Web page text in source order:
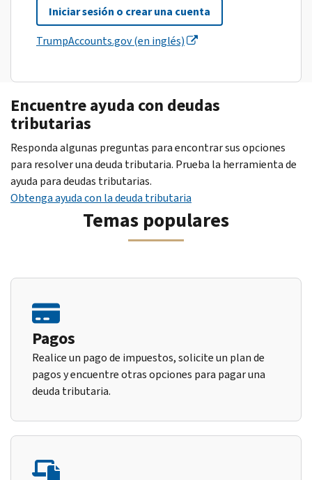
Iniciar sesión o crear una cuenta
TrumpAccounts.gov (en inglés)
Encuentre ayuda con deudas
tributarias
Responda algunas preguntas para encontrar sus opciones
para resolver una deuda tributaria. Prueba la herramienta de
ayuda para deudas tributarias.
Obtenga ayuda con la deuda tributaria
Temas populares
Pagos
Realice un pago de impuestos, solicite un plan de
pagos y encuentre otras opciones para pagar una
deuda tributaria.